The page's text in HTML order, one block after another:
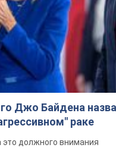
Джо Байдена
раке
это должного внимания